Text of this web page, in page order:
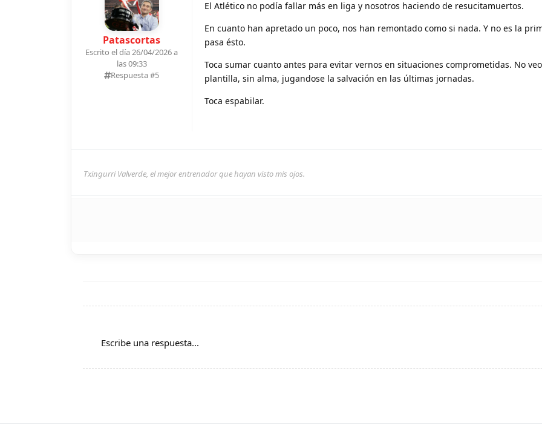
Patascortas
Escrito el día 26/04/2026 a
las 09:33
Respuesta #5
El Atlético no podía fallar más en liga y nosotros haciendo de resucitamuertos.
En cuanto han apretado un poco, nos han remontado como si nada. Y no es la
pasa ésto.
Toca sumar cuanto antes para evitar vernos en situaciones comprometidas. No
plantilla, sin alma, jugandose la salvación en las últimas jornadas.
Toca espabilar.
Txingurri Valverde, el mejor entrenador que hayan visto mis ojos.
Escribe una respuesta...